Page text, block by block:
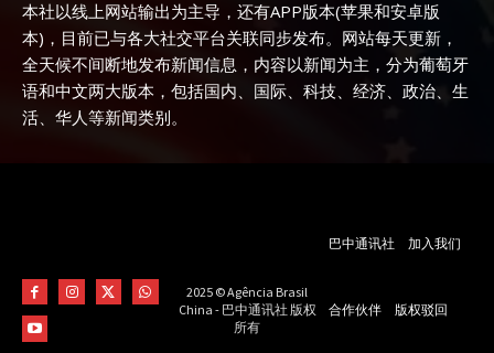
本社以线上网站输出为主导，还有APP版本(苹果和安卓版
本)，目前已与各大社交平台关联同步发布。网站每天更新，
全天候不间断地发布新闻信息，内容以新闻为主，分为葡萄牙
语和中文两大版本，包括国内、国际、科技、经济、政治、生
活、华人等新闻类别。
2025 © Agência Brasil
China - 巴中通讯社 版权
所有
巴中通讯社 加入我们
合作伙伴 版权驳回